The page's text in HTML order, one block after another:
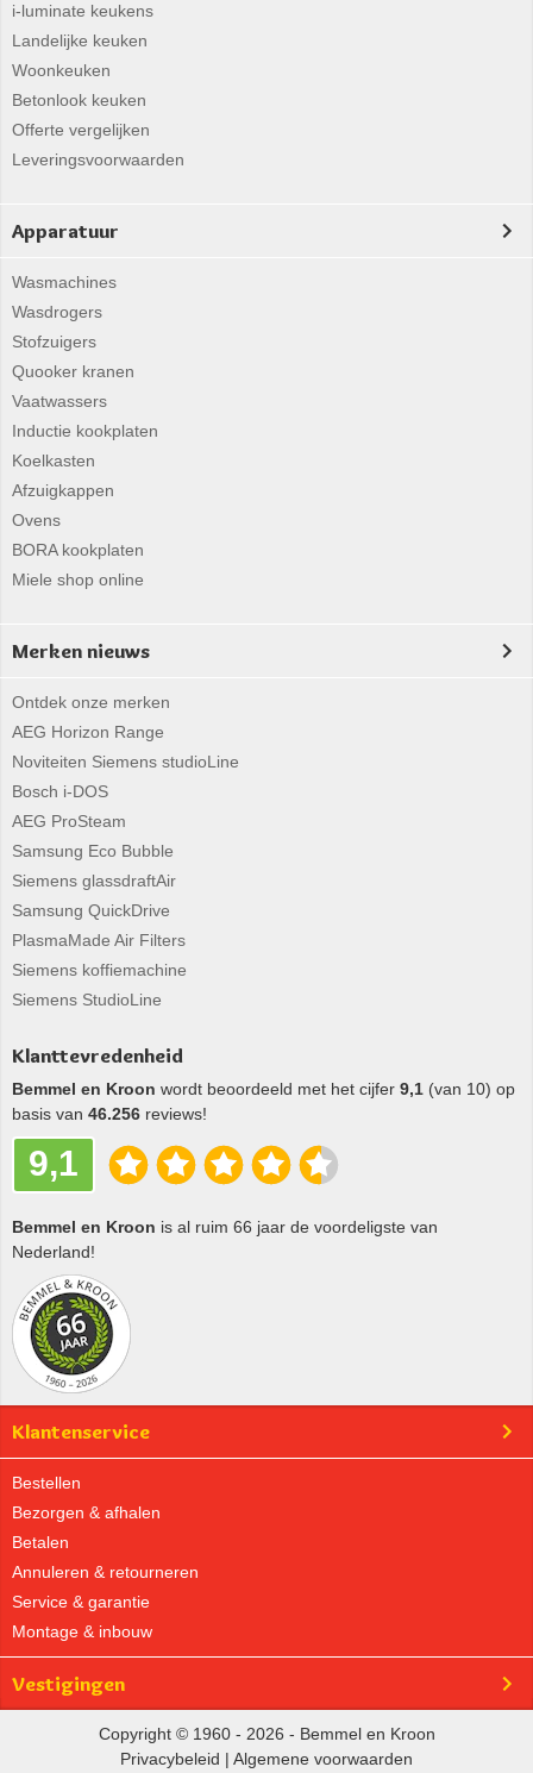
i-luminate keukens
Landelijke keuken
Woonkeuken
Betonlook keuken
Offerte vergelijken
Leveringsvoorwaarden
Apparatuur
Wasmachines
Wasdrogers
Stofzuigers
Quooker kranen
Vaatwassers
Inductie kookplaten
Koelkasten
Afzuigkappen
Ovens
BORA kookplaten
Miele shop online
Merken nieuws
Ontdek onze merken
AEG Horizon Range
Noviteiten Siemens studioLine
Bosch i-DOS
AEG ProSteam
Samsung Eco Bubble
Siemens glassdraftAir
Samsung QuickDrive
PlasmaMade Air Filters
Siemens koffiemachine
Siemens StudioLine
Klanttevredenheid
Bemmel en Kroon wordt beoordeeld met het cijfer 9,1 (van 10) op
basis van 46.256 reviews!
9,1
Bemmel en Kroon is al ruim 66 jaar de voordeligste van
Nederland!
Klantenservice
Bestellen
Bezorgen & afhalen
Betalen
Annuleren & retourneren
Service & garantie
Montage & inbouw
Vestigingen
Copyright © 1960 - 2026 - Bemmel en Kroon
Privacybeleid | Algemene voorwaarden